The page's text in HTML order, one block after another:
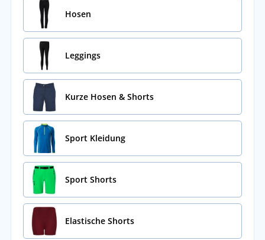
Hosen
Leggings
Kurze Hosen & Shorts
Sport Kleidung
Sport Shorts
Elastische Shorts